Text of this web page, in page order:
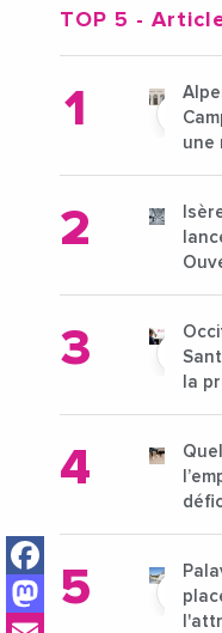
Facebook
Mastodon
TOP 5 -
une
la